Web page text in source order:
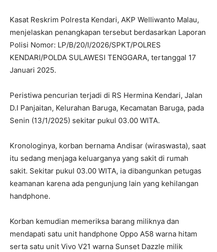
Kasat Reskrim Polresta Kendari, AKP Welliwanto Malau,
menjelaskan penangkapan tersebut berdasarkan Laporan
Polisi Nomor: LP/B/20/I/2026/SPKT/POLRES
KENDARI/POLDA SULAWESI TENGGARA, tertanggal 17
Januari 2025.
Peristiwa pencurian terjadi di RS Hermina Kendari, Jalan
D.I Panjaitan, Kelurahan Baruga, Kecamatan Baruga, pada
Senin (13/1/2025) sekitar pukul 03.00 WITA.
Kronologinya, korban bernama Andisar (wiraswasta), saat
itu sedang menjaga keluarganya yang sakit di rumah
sakit. Sekitar pukul 03.00 WITA, ia dibangunkan petugas
keamanan karena ada pengunjung lain yang kehilangan
handphone.
Korban kemudian memeriksa barang miliknya dan
mendapati satu unit handphone Oppo A58 warna hitam
serta satu unit Vivo V21 warna Sunset Dazzle milik